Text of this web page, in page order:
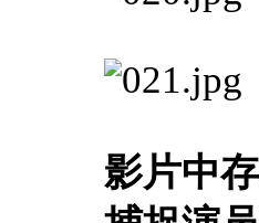
影片中